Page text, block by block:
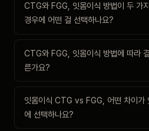
CTG와 FGG, 잇몸이식 방법이 두 가
경우에 어떤 걸 선택하나요?
CTG와 FGG, 잇몸이식 방법에 따라
른가요?
잇몸이식 CTG vs FGG, 어떤 차이가
에 선택하나요?